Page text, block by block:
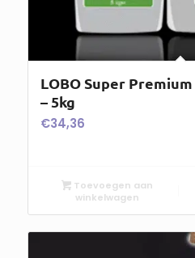
LOBO Super
– 5kg
€34,36
Toevoegen aan
winkelwagen